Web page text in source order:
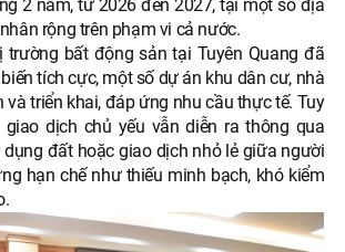
2 năm, từ 2026 đến 2027, tại một số địa
rộng trên phạm vi cả nước.
trường bất động sản tại Tuyên Quang đã
tích cực, một số dự án khu dân cư, nhà
triển khai, đáp ứng nhu cầu thực tế. Tuy
giao dịch chủ yếu vẫn diễn ra thông qua
đất hoặc giao dịch nhỏ lẻ giữa người
hạn chế như thiếu minh bạch, khó kiểm